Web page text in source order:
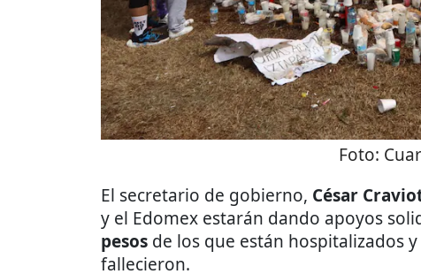
Foto:
El secretario de gobierno, César
y el Edomex estarán dando apoyos
pesos de los que están hospitalizados y
fallecieron.